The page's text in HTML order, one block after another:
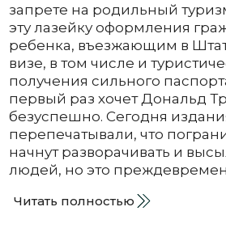
запрете на родильный
эту лазейку оформления
ребенка, въезжающим в
визе, в том числе и
получения сильного
первый раз хочет Дональд
безуспешно. Сегодня
перепечатывали, что
начнут разворачивать и
людей, но это
Читать полностью